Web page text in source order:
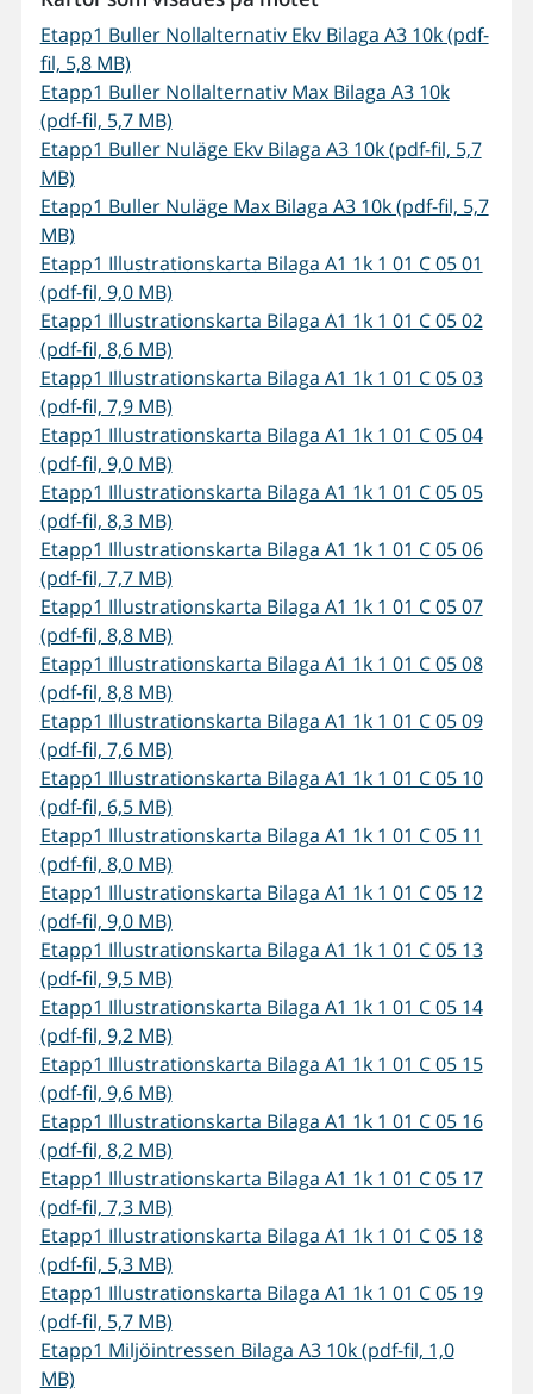
Etapp1 Buller Nollalternativ Ekv Bilaga A3 10k (pdf-
fil, 5,8 MB)
Etapp1 Buller Nollalternativ Max Bilaga A3 10k
(pdf-fil, 5,7 MB)
Etapp1 Buller Nuläge Ekv Bilaga A3 10k (pdf-fil, 5,7
MB)
Etapp1 Buller Nuläge Max Bilaga A3 10k (pdf-fil, 5,7
MB)
Etapp1 Illustrationskarta Bilaga A1 1k 1 01 C 05 01
(pdf-fil, 9,0 MB)
Etapp1 Illustrationskarta Bilaga A1 1k 1 01 C 05 02
(pdf-fil, 8,6 MB)
Etapp1 Illustrationskarta Bilaga A1 1k 1 01 C 05 03
(pdf-fil, 7,9 MB)
Etapp1 Illustrationskarta Bilaga A1 1k 1 01 C 05 04
(pdf-fil, 9,0 MB)
Etapp1 Illustrationskarta Bilaga A1 1k 1 01 C 05 05
(pdf-fil, 8,3 MB)
Etapp1 Illustrationskarta Bilaga A1 1k 1 01 C 05 06
(pdf-fil, 7,7 MB)
Etapp1 Illustrationskarta Bilaga A1 1k 1 01 C 05 07
(pdf-fil, 8,8 MB)
Etapp1 Illustrationskarta Bilaga A1 1k 1 01 C 05 08
(pdf-fil, 8,8 MB)
Etapp1 Illustrationskarta Bilaga A1 1k 1 01 C 05 09
(pdf-fil, 7,6 MB)
Etapp1 Illustrationskarta Bilaga A1 1k 1 01 C 05 10
(pdf-fil, 6,5 MB)
Etapp1 Illustrationskarta Bilaga A1 1k 1 01 C 05 11
(pdf-fil, 8,0 MB)
Etapp1 Illustrationskarta Bilaga A1 1k 1 01 C 05 12
(pdf-fil, 9,0 MB)
Etapp1 Illustrationskarta Bilaga A1 1k 1 01 C 05 13
(pdf-fil, 9,5 MB)
Etapp1 Illustrationskarta Bilaga A1 1k 1 01 C 05 14
(pdf-fil, 9,2 MB)
Etapp1 Illustrationskarta Bilaga A1 1k 1 01 C 05 15
(pdf-fil, 9,6 MB)
Etapp1 Illustrationskarta Bilaga A1 1k 1 01 C 05 16
(pdf-fil, 8,2 MB)
Etapp1 Illustrationskarta Bilaga A1 1k 1 01 C 05 17
(pdf-fil, 7,3 MB)
Etapp1 Illustrationskarta Bilaga A1 1k 1 01 C 05 18
(pdf-fil, 5,3 MB)
Etapp1 Illustrationskarta Bilaga A1 1k 1 01 C 05 19
(pdf-fil, 5,7 MB)
Etapp1 Miljöintressen Bilaga A3 10k (pdf-fil, 1,0
MB)